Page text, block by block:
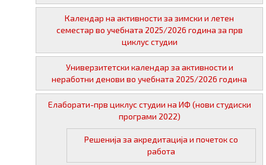
Календар на активности за зимски и летен
семестар во учебната 2025/2026 година за прв
циклус студии
Универзитетски календар за активности и
неработни денови во учебната 2025/2026 година
Елаборати-прв циклус студии на ИФ (нови студиски
програми 2022)
Решенија за акредитација и почеток со
работа